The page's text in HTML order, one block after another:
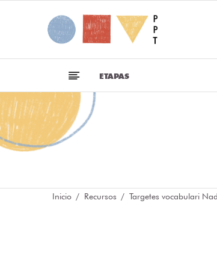
ETAPAS
Inicio Recursos Targetes vocabulari